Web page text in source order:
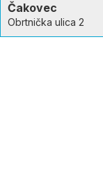
Čakovec
Obrtnička ulica 2